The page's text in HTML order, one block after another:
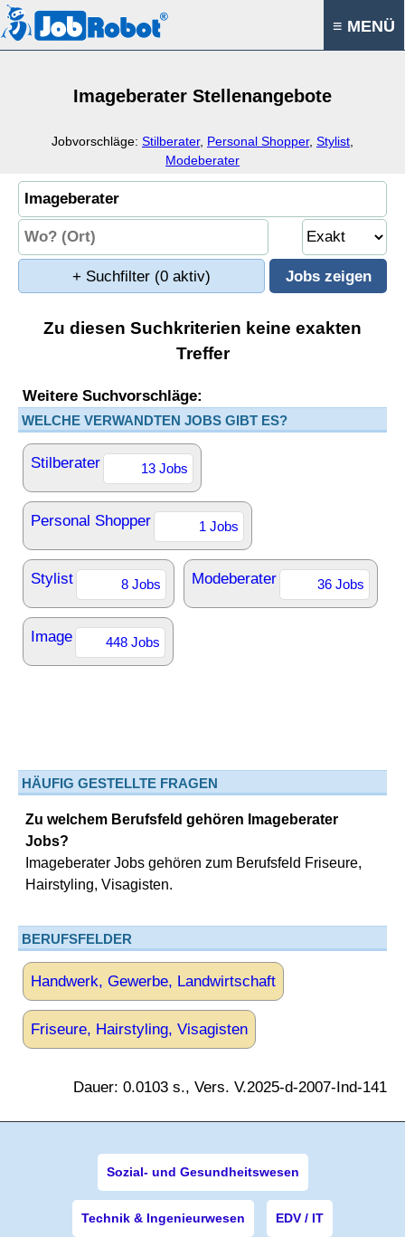
≡ MENÜ
Imageberater Stellenangebote
Jobvorschläge: Stilberater, Personal Shopper, Stylist
Modeberater
+ Suchfilter (0 aktiv)
Zu diesen Suchkriterien keine exakten
Treffer
Weitere Suchvorschläge:
WELCHE VERWANDTEN JOBS GIBT ES?
Stilberater 13 Jobs
Personal Shopper 1 Jobs
Stylist 8 Jobs Modeberater 36 Jobs
Image 448 Jobs
HÄUFIG GESTELLTE FRAGEN
Zu welchem Berufsfeld gehören Imageberater
Jobs?
Imageberater Jobs gehören zum Berufsfeld Friseure,
Hairstyling, Visagisten.
BERUFSFELDER
Handwerk, Gewerbe, Landwirtschaft
Friseure, Hairstyling, Visagisten
Dauer: 0.0103 s., Vers. V.2025-d-2007-Ind-141
Sozial- und Gesundheitswesen
Technik & Ingenieurwesen EDV / IT